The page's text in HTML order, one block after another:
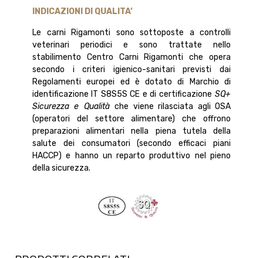
INDICAZIONI DI QUALITA’
Le carni Rigamonti sono sottoposte a controlli
veterinari periodici e sono trattate nello
stabilimento Centro Carni Rigamonti che opera
secondo i criteri igienico-sanitari previsti dai
Regolamenti europei ed è dotato di Marchio di
identificazione IT S8S5S CE e di certificazione SQ+
Sicurezza e Qualitàche viene rilasciata agli OSA
(operatori del settore alimentare) che offrono
preparazioni alimentari nella piena tutela della
salute dei consumatori (secondo efficaci piani
HACCP) e hanno un reparto produttivo nel pieno
della sicurezza.